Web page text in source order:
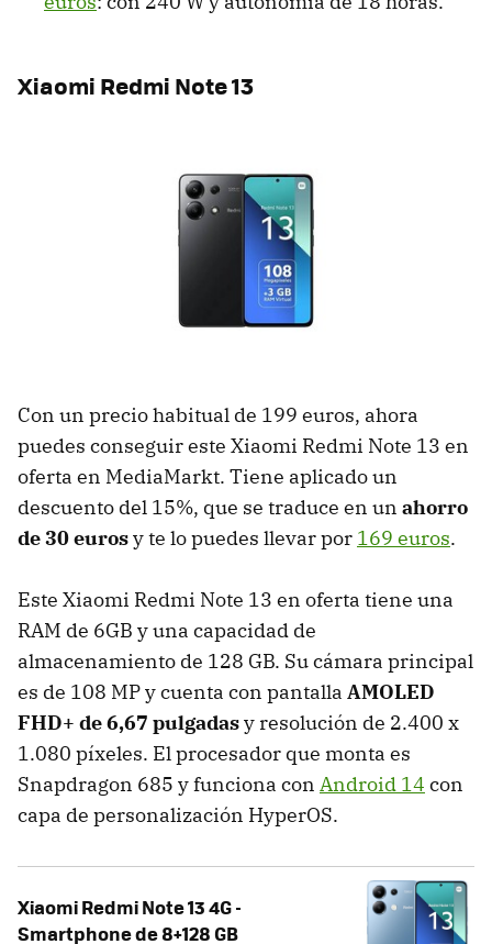
Xiaomi Redmi Note 13
Con un precio habitual de 199 euros, ahora
puedes conseguir este Xiaomi Redmi Note 13 en
oferta en MediaMarkt. Tiene aplicado un
descuento del 15%, que se traduce en un ahorro
de 30 eurosy te lo puedes llevar por 169 euros.
Este Xiaomi Redmi Note 13 en oferta tiene una
RAM de 6GB y una capacidad de
almacenamiento de 128 GB. Su cámara principal
es de 108 MP y cuenta con pantalla AMOLED
FHD+ de 6,67 pulgadasy resolución de 2.400 x
1.080 píxeles. El procesador que monta es
Snapdragon 685 y funciona con Android 14 con
capa de personalización HyperOS.
Xiaomi Redmi Note 13 4G -
Smartphone de 8+128 GB